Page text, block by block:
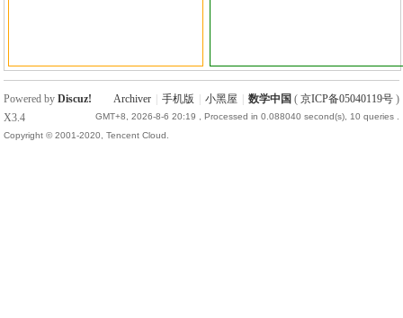
Archiver 手机版 小黑屋 数学中国 ( 京ICP备05040119号)
GMT+8, 2026-8-6 20:19 , Processed in 0.088040 second(s), 10 queries .
Powered byDiscuz!
X3.4
Copyright © 2001-2020, Tencent Cloud.